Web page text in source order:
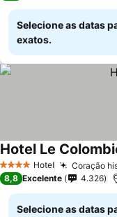
Selecione as datas
exatos.
4 EstrelasHotel Coração
Hotel Le
8,8 Excelente 4.326
Selecione as datas